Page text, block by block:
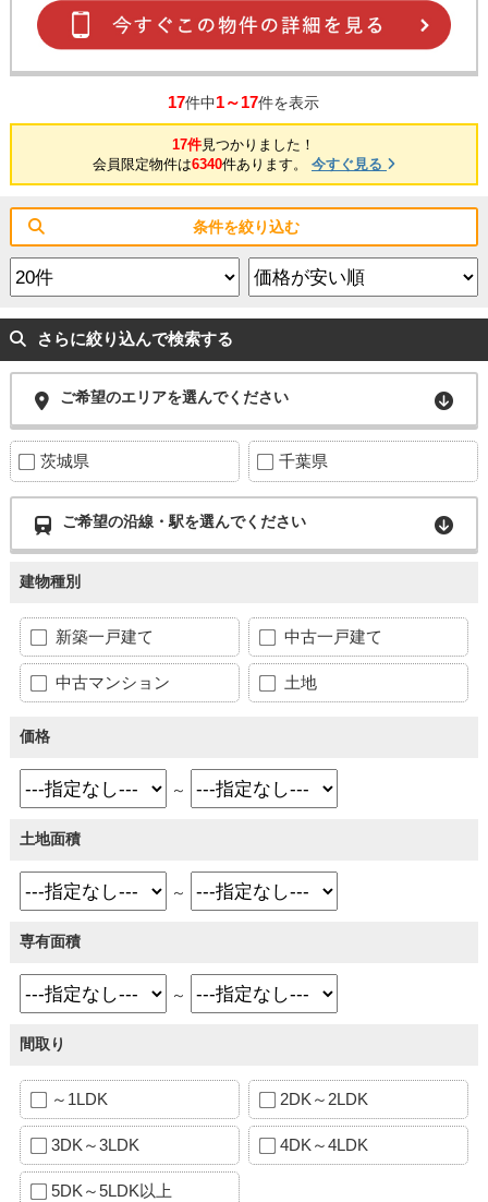
17件中1～17件を表示
17件見つかりました！
会員限定物件は6340件あります。 今すぐ見る
条件を絞り込む
さらに絞り込んで検索する
ご希望のエリアを選んでください
茨城県 千葉県
ご希望の沿線・駅を選んでください
建物種別
新築一戸建て 中古一戸建て
中古マンション 土地
価格
～
土地面積
～
専有面積
～
間取り
～1LDK 2DK～2LDK
3DK～3LDK 4DK～4LDK
5DK～5LDK以上